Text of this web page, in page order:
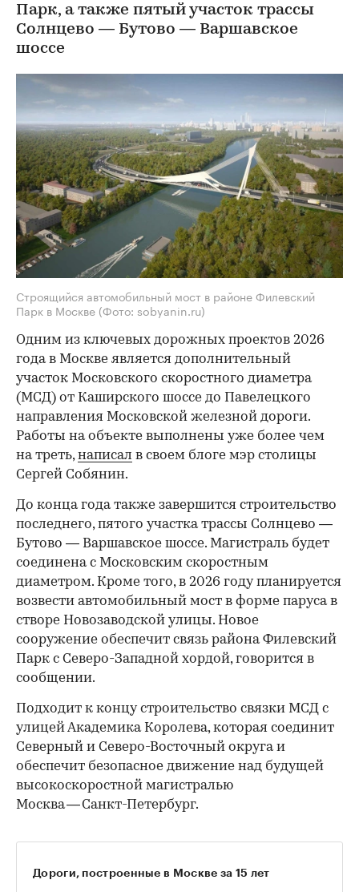
Парк, а также пятый участок трассы
Солнцево — Бутово — Варшавское
шоссе
Строящийся автомобильный мост в районе Филевский
Парк в Москве (Фото: sobyanin.ru)
Одним из ключевых дорожных проектов 2026
года в Москве является дополнительный
участок Московского скоростного диаметра
(МСД) от Каширского шоссе до Павелецкого
направления Московской железной дороги.
Работы на объекте выполнены уже более чем
на треть,написал в своем блоге мэр столицы
Сергей Собянин.
До конца года также завершится строительство
последнего, пятого участка трассы Солнцево —
Бутово — Варшавское шоссе. Магистраль будет
соединена с Московским скоростным
диаметром. Кроме того, в 2026 году планируется
возвести автомобильный мост в форме паруса в
створе Новозаводской улицы. Новое
сооружение обеспечит связь района Филевский
Парк с Северо-Западной хордой, говорится в
сообщении.
Подходит к концу строительство связки МСД с
улицей Академика Королева, которая соединит
Северный и Северо-Восточный округа и
обеспечит безопасное движение над будущей
высокоскоростной магистралью
Москва — Санкт-Петербург.
Дороги, построенные в Москве за 15 лет